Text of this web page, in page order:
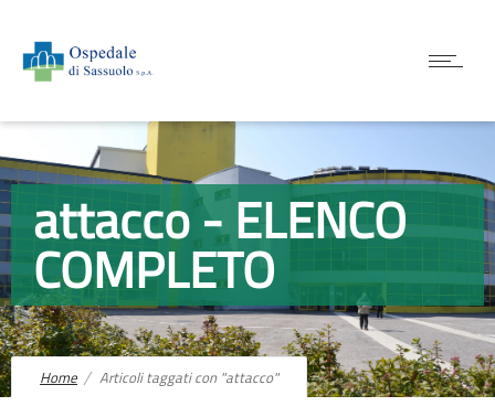
attacco - ELENCO
COMPLETO
Home Articoli taggati con "attacco"